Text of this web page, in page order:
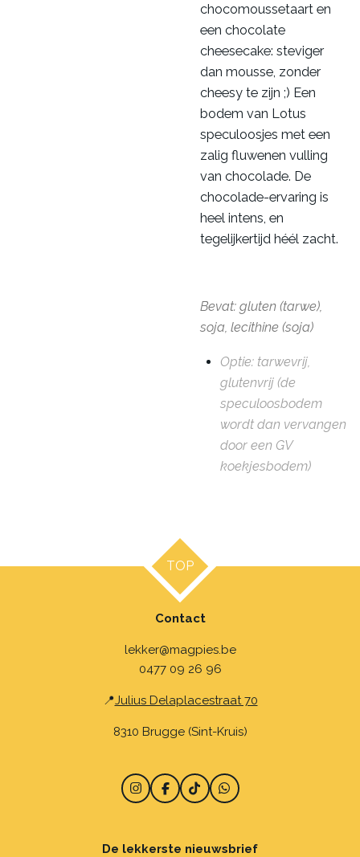
chocomoussetaart en
een chocolate
cheesecake: steviger
dan mousse, zonder
cheesy te zijn ;) Een
bodem van Lotus
speculoosjes met een
zalig fluwenen vulling
van chocolade. De
chocolade-ervaring is
heel intens, en
tegelijkertijd héél zacht.
Bevat: gluten (tarwe),
soja, lecithine (soja)
Optie: tarwevrij,
glutenvrij (de
speculoosbodem
wordt dan vervangen
door een GV
koekjesbodem)
TOP
Contact
lekker@magpies.be
0477 09 26 96
📍Julius Delaplacestraat 70
8310 Brugge (Sint-Kruis)
I
n
a
F
a
b
T
i
o
W
h
s
De lekkerste nieuwsbrief